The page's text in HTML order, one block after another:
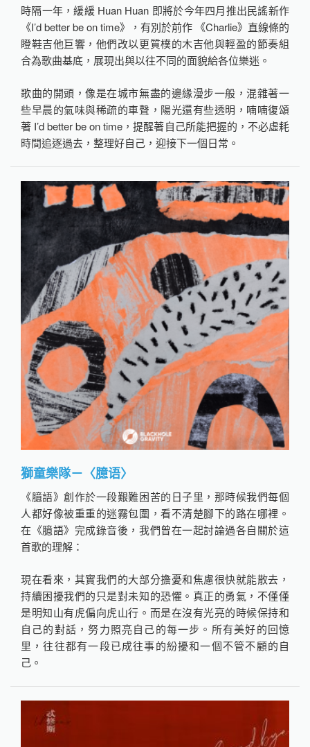
時隔一年，緩緩 Huan Huan 即將於今年四月推出民謠新作
《I’d better be on time》，有別於前作 《Charlie》直線條的
瞪鞋吉他巨響，他們改以更質樸的木吉他與輕盈的節奏組
合為歌曲基底，展現出與以往不同的面貌給各位樂迷。
歌曲的開頭，像是在城市無盡的邊緣漫步一般，混雜著一
些早晨的氣味與稀疏的車聲，陽光還有些透明，喃喃復頌
著 I’d better be on time，提醒著自己所能把握的，不必虛耗
時間追逐過去，整理好自己，迎接下一個日常。
獅童樂隊－〈臆语〉
《臆語》創作於一段艱難困苦的日子里，那時候我們每個
人都好像被重重的迷霧包圍，看不清楚腳下的路在哪裡。
在《臆語》完成錄音後，我們曾在一起討論過各自關於這
首歌的理解：
現在看來，其實我們的大部分擔憂和焦慮很快就能散去，
持續困擾我們的只是對未知的恐懼。真正的勇氣，不僅僅
是明知山有虎偏向虎山行。而是在沒有光亮的時候保持和
自己的對話，努力照亮自己的每一步。所有美好的回憶
里，往往都有一段已成往事的紛擾和一個不管不顧的自
己。